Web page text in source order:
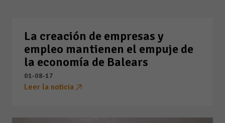
La creación de empresas y
empleo mantienen el empuje de
la economía de Balears
01-08-17
Leer la noticia